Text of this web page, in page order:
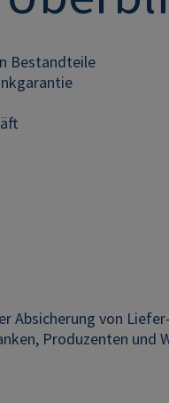
Bestandteile
Absicherung von
Produzenten und